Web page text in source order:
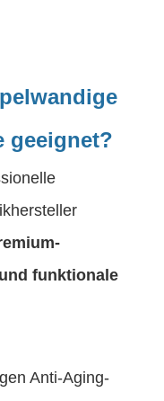
geeignet?
funktionale
Anti-Aging-